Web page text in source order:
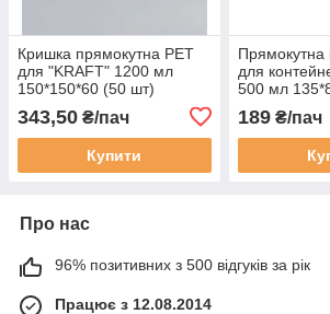
Кришка прямокутна PET
для "KRAFT" 1200 мл
150*150*60 (50 шт)
343,50 ₴/пач
Купити
Прямокутна
для
500 мл
189₴/пач
Про нас
96% позитивних з 500 відгуків за рік
Працює з 12.08.2014